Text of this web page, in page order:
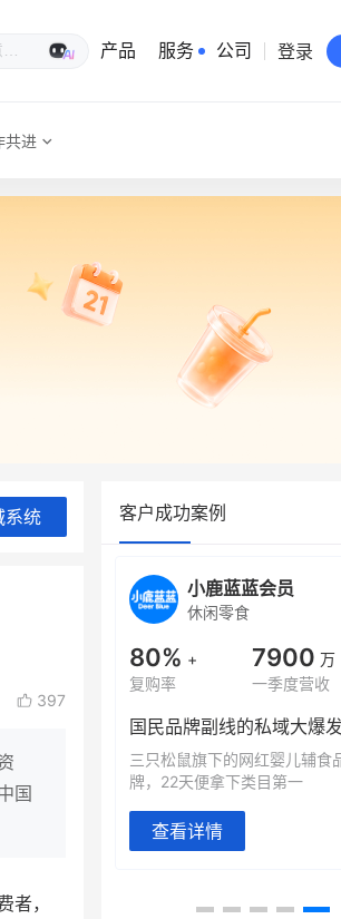
生意专家
产品 服务 公司
有赞公益
站点地图
登录
共进
系统
397
国
者，
客户成功案例
儿辅食品
一
BEIESTATE贝易品
商城
1 top
2 亿元
有货源没流量？母婴馆如何破局
他只用7年做到平台销冠，转战
域如何破局？
查看详情